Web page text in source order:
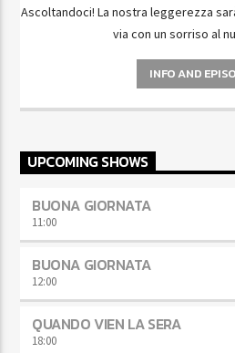
Ascoltandoci! La nostra leggerezza
via con un sorriso al
INFO AND
UPCOMING SHOWS
BUONA GIORNATA
11:00
BUONA GIORNATA
12:00
QUANDO VIEN LA SERA
18:00